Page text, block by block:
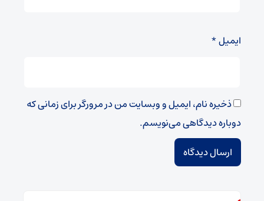
ایمیل*
ذخیره نام، ایمیل و وبسایت من در مرورگر برای زمانی که
دوباره دیدگاهی می‌نویسم.